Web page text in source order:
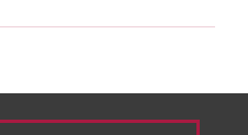
купли-